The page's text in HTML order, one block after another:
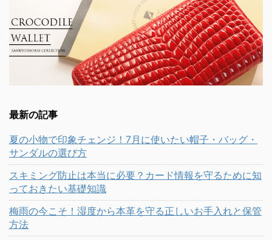
最新の記事
夏の小物で印象チェンジ！7月に使いたい帽子・バッグ・
サンダルの選び方
スキミング防止は本当に必要？カード情報を守るために知
っておきたい基礎知識
梅雨の今こそ！湿度から本革を守る正しいお手入れと保管
方法